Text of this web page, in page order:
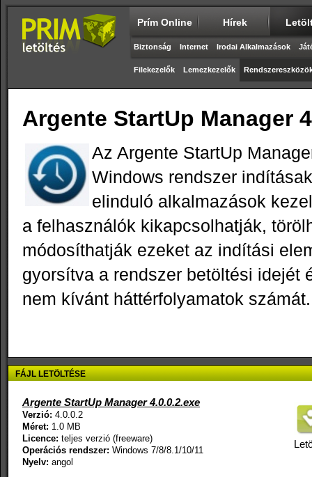
Prím Online Hírek
Biztonság Internet Irodai Alkalmazások
Filekezelők Lemezkezelők
Argente StartUp Manager
Az Argente StartUp
Windows rendszer
elinduló alkalmazások
a felhasználók kikapcsolhatják,
módosíthatják ezeket az indítási
gyorsítva a rendszer betöltési idejét
nem kívánt háttérfolyamatok számát.
FÁJL LETÖLTÉSE
Argente StartUp Manager 4.0.0.2.exe
Verzió: 4.0.0.2
Méret: 1.0 MB
Licence: teljes verzió (freeware)
Operációs rendszer: Windows 7/8/8.1/10/11
Nyelv: angol